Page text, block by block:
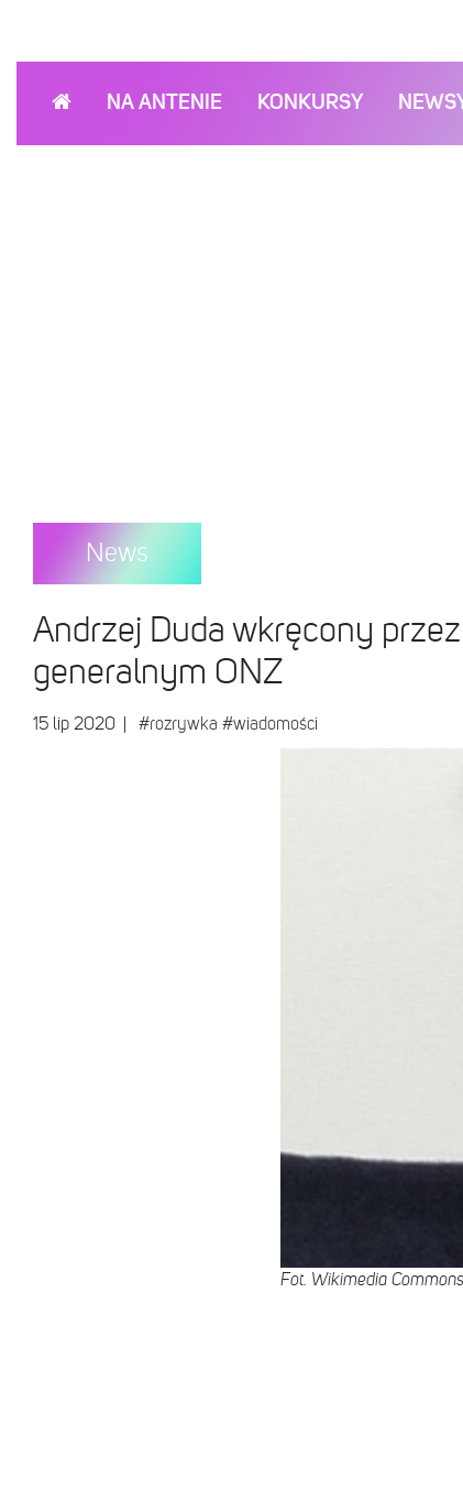
NA ANTENIE KONKURSY
News
Andrzej Duda wkręcony
generalnym ONZ
15 lip 2020 #rozrywka #wiadomości
Fot. Wikimedia